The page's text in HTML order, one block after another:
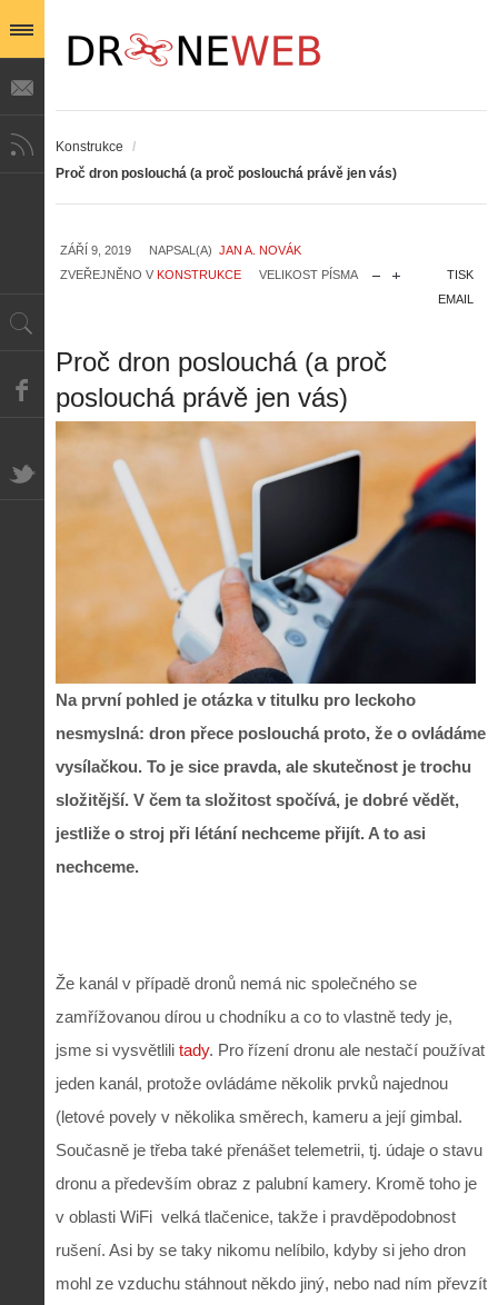
Konstrukce
/
Proč dron poslouchá (a proč poslouchá právě jen vás)
ZÁŘÍ 9, 2019 NAPSAL(A) JAN A. NOVÁK
ZVEŘEJNĚNO V KONSTRUKCE VELIKOST PÍSMA
TISK
EMAIL
Proč dron poslouchá (a proč
poslouchá právě jen vás)
Na první pohled je otázka v titulku pro leckoho
nesmyslná: dron přece poslouchá proto, že o ovládáme
vysílačkou. To je sice pravda, ale skutečnost je trochu
složitější. V čem ta složitost spočívá, je dobré vědět,
jestliže o stroj při létání nechceme přijít. A to asi
nechceme.
Že kanál v případě dronů nemá nic společného se
zamřížovanou dírou u chodníku a co to vlastně tedy je,
jsme si vysvětlili tady. Pro řízení dronu ale nestačí používat
jeden kanál, protože ovládáme několik prvků najednou
(letové povely v několika směrech, kameru a její gimbal.
Současně je třeba také přenášet telemetrii, tj. údaje o stavu
dronu a především obraz z palubní kamery. Kromě toho je
v oblasti WiFi velká tlačenice, takže i pravděpodobnost
rušení. Asi by se taky nikomu nelíbilo, kdyby si jeho dron
mohl ze vzduchu stáhnout někdo jiný, nebo nad ním převzít